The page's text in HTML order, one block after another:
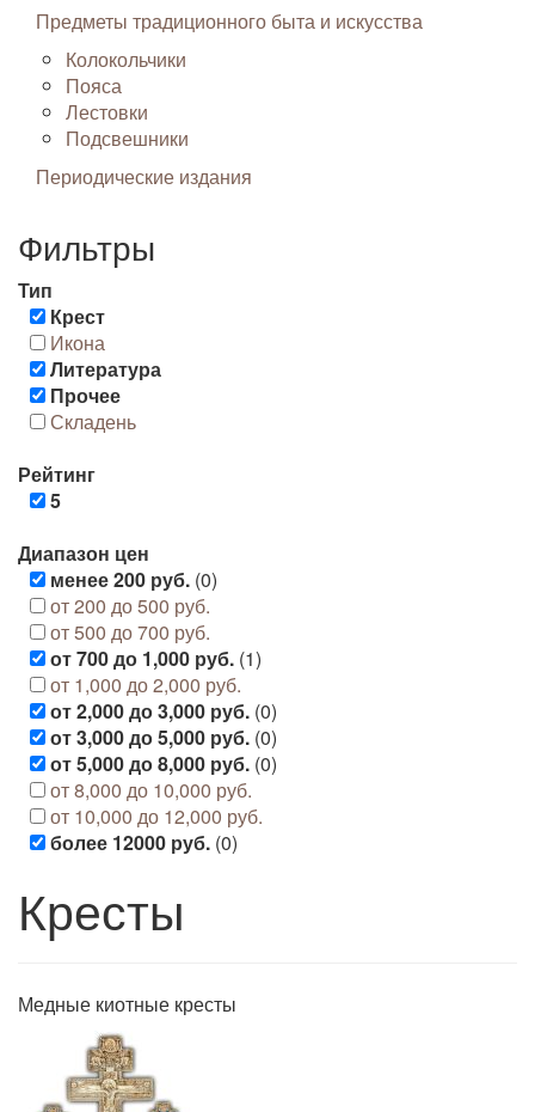
Предметы традиционного быта и искусства
Колокольчики
Пояса
Лестовки
Подсвешники
Периодические издания
Фильтры
Тип
Крест
Икона
Литература
Прочее
Складень
Рейтинг
5
Диапазон цен
менее 200 руб. (0)
от 200 до 500 руб.
от 500 до 700 руб.
от 700 до 1,000 руб. (1)
от 1,000 до 2,000 руб.
от 2,000 до 3,000 руб. (0)
от 3,000 до 5,000 руб. (0)
от 5,000 до 8,000 руб. (0)
от 8,000 до 10,000 руб.
от 10,000 до 12,000 руб.
более 12000 руб. (0)
Кресты
Медные киотные кресты